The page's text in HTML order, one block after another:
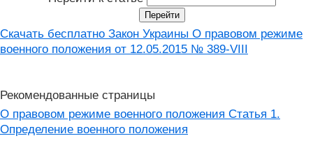
Скачать бесплатно Закон Украины О правовом режиме
военного положения от 12.05.2015 № 389-VIII
Рекомендованные страницы
О правовом режиме военного положения Статья 1.
Определение военного положения